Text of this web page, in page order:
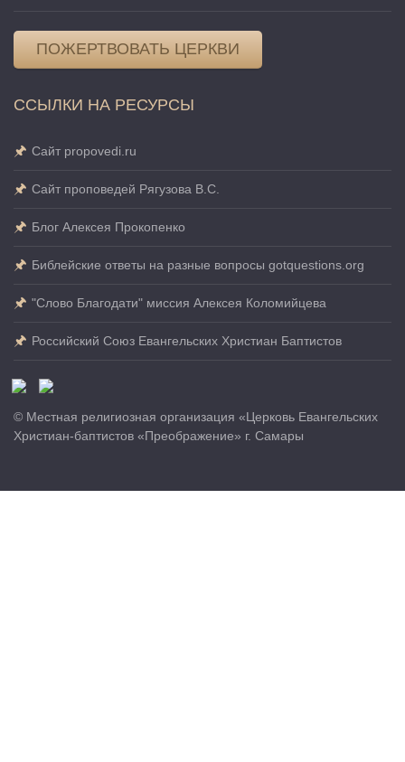
ПОЖЕРТВОВАТЬ ЦЕРКВИ
ССЫЛКИ НА РЕСУРСЫ
Сайт propovedi.ru
Сайт проповедей Рягузова В.С.
Блог Алексея Прокопенко
Библейские ответы на разные вопросы gotquestions.org
"Слово Благодати" миссия Алексея Коломийцева
Российский Союз Евангельских Христиан Баптистов
© Местная религиозная организация «Церковь Евангельских
Христиан-баптистов «Преображение» г. Самары